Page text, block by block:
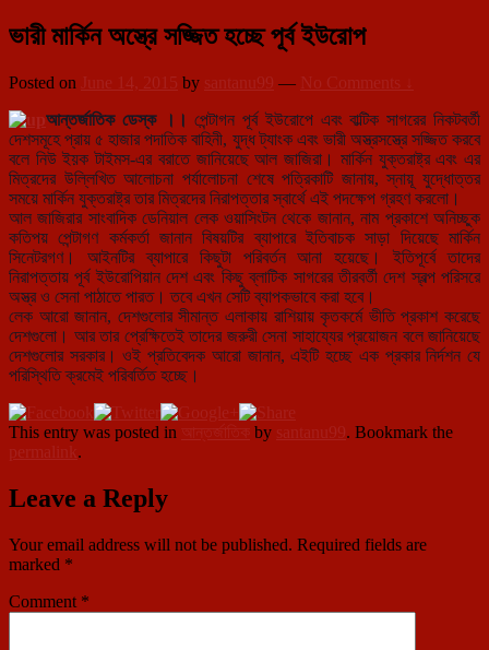
ভারী মার্কিন অস্ত্রে সজ্জিত হচ্ছে পূর্ব ইউরোপ
Posted on June 14, 2015 by santanu99 — No Comments ↓
আন্তর্জাতিক ডেস্ক ।। পেন্টাগন পূর্ব ইউরোপে এবং বাল্টিক সাগরের নিকটবর্তী
দেশসমূহে প্রায় ৫ হাজার পদাতিক বাহিনী, যুদ্ধ ট্যাংক এবং ভারী অস্ত্রসস্ত্রে সজ্জিত করবে
বলে নিউ ইয়ক টাইমস-এর বরাতে জানিয়েছে আল জাজিরা। মার্কিন যুক্তরাষ্ট্র এবং এর
মিত্রদের উল্লিখিত আলোচনা পর্যালোচনা শেষে পত্রিকাটি জানায়, স্নায়ূ যুদ্ধোত্তর
সময়ে মার্কিন যুক্তরাষ্ট্র তার মিত্রদের নিরাপত্তার স্বার্থে এই পদক্ষেপ গ্রহণ করলো।
আল জাজিরার সাংবাদিক ডেনিয়াল লেক ওয়াসিংটন থেকে জানান, নাম প্রকাশে অনিচ্ছুক
কতিপয় পেন্টাগণ কর্মকর্তা জানান বিষয়টির ব্যাপারে ইতিবাচক সাড়া দিয়েছে মার্কিন
সিনেটরগণ। আইনটির ব্যাপারে কিছুটা পরিবর্তন আনা হয়েছে। ইতিপূর্বে তাদের
নিরাপত্তায় পূর্ব ইউরোপিয়ান দেশ এবং কিছু ব্লাটিক সাগরের তীরবর্তী দেশ স্বল্প পরিসরে
অস্ত্র ও সেনা পাঠাতে পারত। তবে এখন সেটি ব্যাপকভাবে করা হবে।
লেক আরো জানান, দেশগুলোর সীমান্ত এলাকায় রাশিয়ায় কৃতকর্মে ভীতি প্রকাশ করেছে
দেশগুলো। আর তার প্রেক্ষিতেই তাদের জরুরী সেনা সাহায্যের প্রয়োজন বলে জানিয়েছে
দেশগুলোর সরকার। ওই প্রতিবেদক আরো জানান, এইটি হচ্ছে এক প্রকার নির্দশন যে
পরিস্থিতি ক্রমেই পরিবর্তিত হচ্ছে।
This entry was posted in আন্তর্জাতিক by santanu99. Bookmark the
permalink.
Leave a Reply
Your email address will not be published. Required fields are
marked *
Comment *